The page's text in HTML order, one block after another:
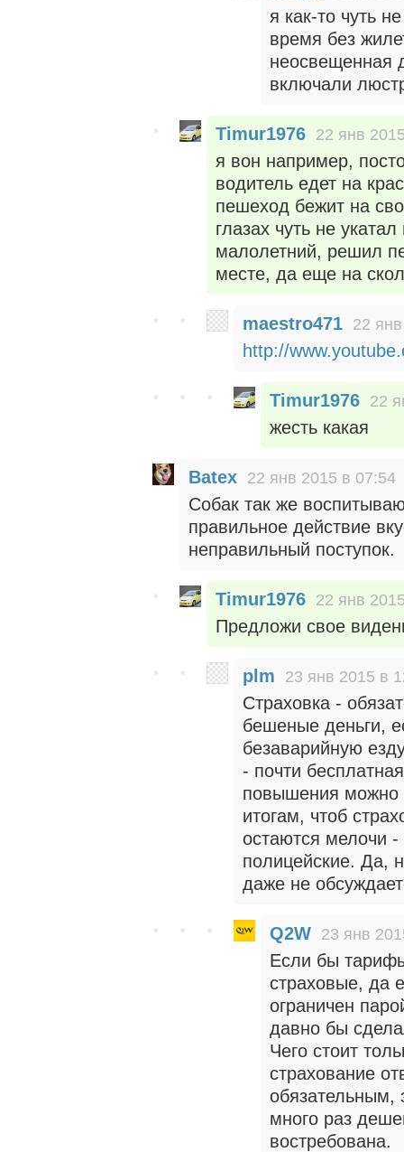
я как-то чуть
время без
неосвещенная
включали
Timur1976 22 янв
я вон например,
водитель едет на
пешеход бежит на
глазах чуть не
малолетний, решил
месте, да еще на
maestro471 22
http://
Timur1976 22
жесть какая
Batex 22 янв 2015 в 07:54
Собак так же
правильное действие
неправильный поступок.
Timur1976 22 янв
Предложи свое
plm 23 янв 2015 в
Страховка -
бешеные деньги,
безаварийную
- почти
повышения можно
итогам, чтоб
остаются мелочи
полицейские. Да,
даже не
Q2W 23 янв
Если бы
страховые, да
ограничен
давно бы
Чего стоит
страхование
обязательным,
много раз
востребована.